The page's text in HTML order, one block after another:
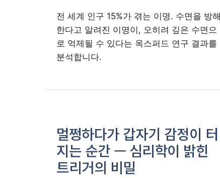
전 세계 인구 15%가 겪는 이명. 수면을 방해
한다고 알려진 이명이, 오히려 깊은 수면으
로 억제될 수 있다는 옥스퍼드 연구 결과를
분석합니다.
멀쩡하다가 갑자기 감정이 터
지는 순간 — 심리학이 밝힌
트리거의 비밀